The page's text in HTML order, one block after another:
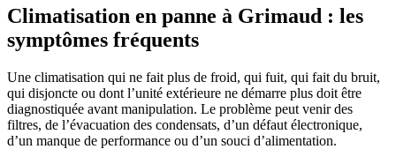
Climatisation en panne à Grimaud : les
symptômes fréquents
Une climatisation qui ne fait plus de froid, qui fuit, qui fait du bruit,
qui disjoncte ou dont l’unité extérieure ne démarre plus doit être
diagnostiquée avant manipulation. Le problème peut venir des
filtres, de l’évacuation des condensats, d’un défaut électronique,
d’un manque de performance ou d’un souci d’alimentation.